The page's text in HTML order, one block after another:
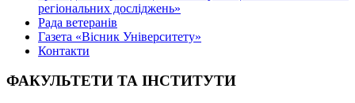
регіональних досліджень»
Рада ветеранів
Газета «Вісник Університету»
Контакти
ФАКУЛЬТЕТИ ТА ІНСТИТУТИ